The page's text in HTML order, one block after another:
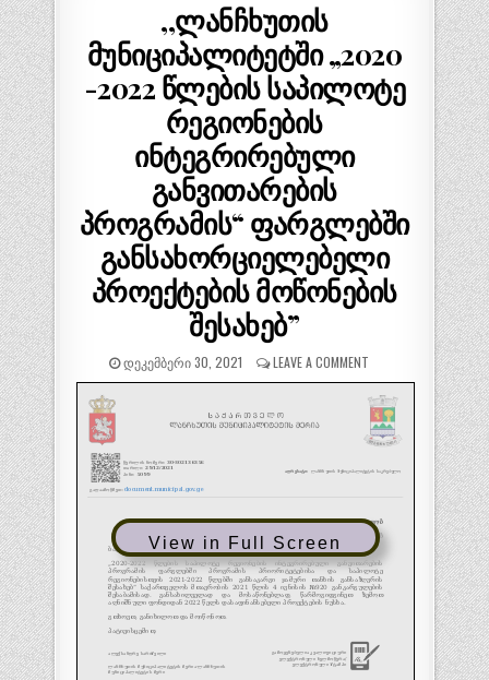
,,ლანჩხუთის
მუნიციპალიტეტში „2020
-2022 წლების საპილოტე
რეგიონების
ინტეგრირებული
განვითარების
პროგრამის“ ფარგლებში
განსახორციელებელი
პროექტების მოწონების
შესახებ”
ᲓᲔᲙᲔᲛᲑᲔᲠᲘ 30, 2021 LEAVE A COMMENT
View in Full Screen